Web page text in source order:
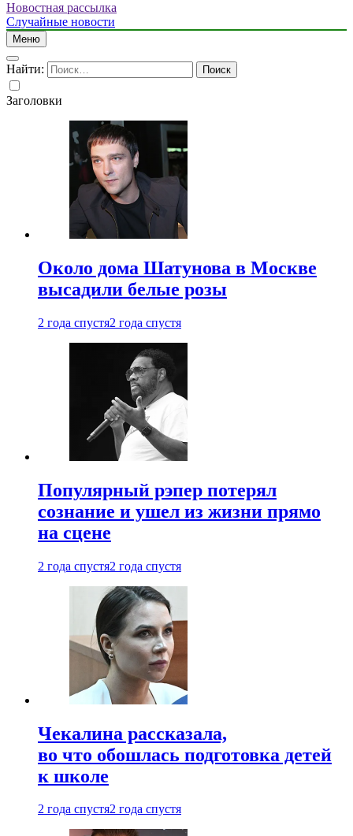
Новостная рассылка
Случайные новости
Меню
Найти:
Заголовки
Около дома Шатунова в Москве
высадили белые розы
2 года спустя2 года спустя
Популярный рэпер потерял
сознание и ушел из жизни прямо
на сцене
2 года спустя2 года спустя
Чекалина рассказала,
во что обошлась подготовка детей
к школе
2 года спустя2 года спустя